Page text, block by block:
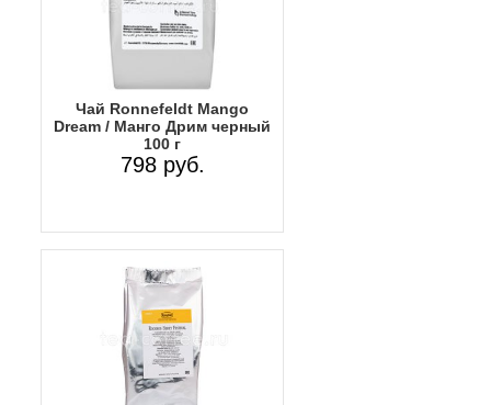
Чай Ronnefeldt Mango
Dream / Манго Дрим черный
100 г
798 руб.